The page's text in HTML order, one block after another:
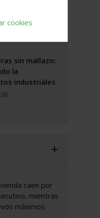
sin mallazo:
la
industriales
caen por
mientras
máximos
cookies